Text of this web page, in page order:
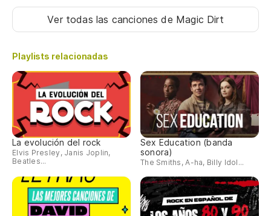
Ver todas las cancionesde Magic Dirt
Playlists relacionadas
La evolución del rock
Elvis Presley, Janis Joplin,
Beatles...
Sex Education (banda
sonora)
The Smiths, A-ha, Billy Idol...